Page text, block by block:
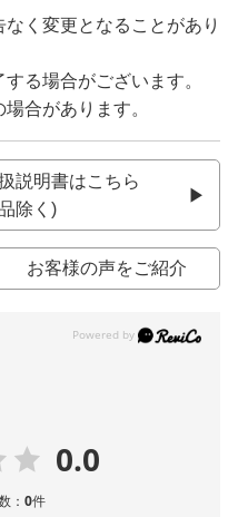
く変更となることがあり
る場合がございます。
合があります。
説明書はこちら
除く)
お客様の声をご紹介
0.0
：0件